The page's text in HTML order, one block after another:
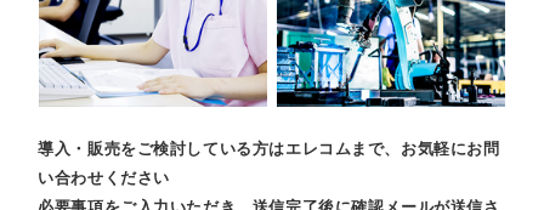
導入・販売をご検討している方はエレコムまで、お気軽にお問
い合わせください